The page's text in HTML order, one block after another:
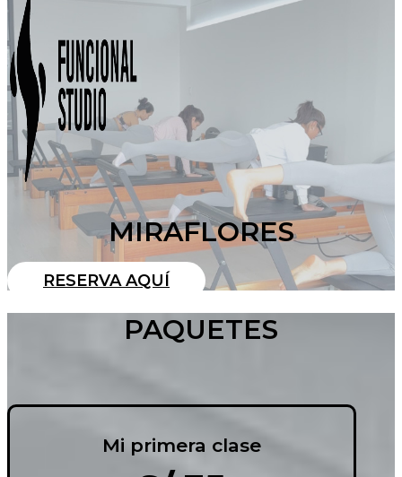
MIRAFLORES
RESERVA AQUÍ
PAQUETES
Mi primera clase